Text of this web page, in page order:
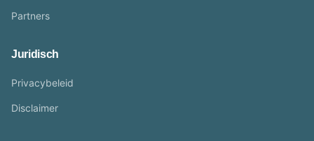
Partners
Juridisch
Privacybeleid
Disclaimer